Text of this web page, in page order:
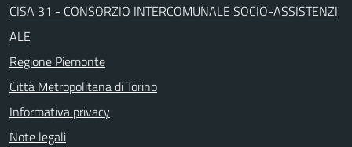
CISA 31 - CONSORZIO INTERCOMUNALE SOCIO-ASSISTENZI
ALE
Regione Piemonte
Città Metropolitana di Torino
Informativa privacy
Note legali